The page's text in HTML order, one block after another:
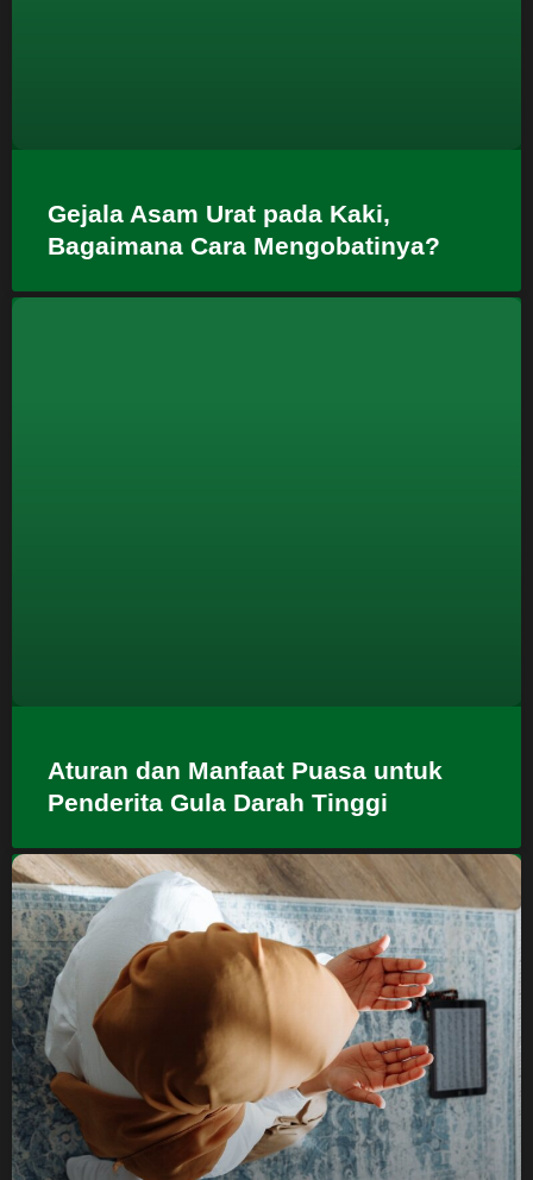
Gejala Asam Urat pada Kaki,
Bagaimana Cara Mengobatinya?
Aturan dan Manfaat Puasa untuk
Penderita Gula Darah Tinggi